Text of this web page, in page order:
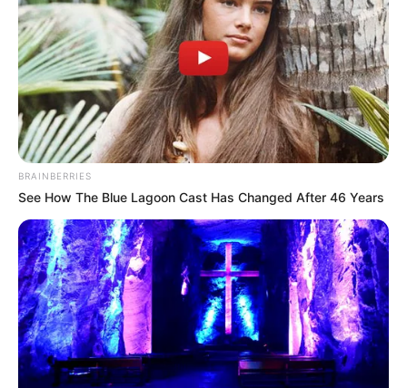
BRAINBERRIES
See How The Blue Lagoon Cast Has Changed After 46 Years